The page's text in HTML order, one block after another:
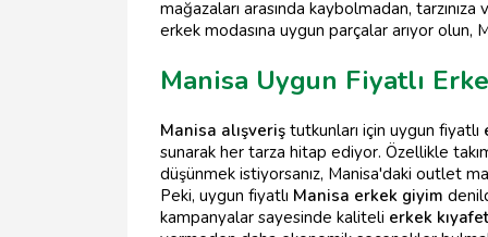
mağazaları arasında kaybolmadan,
erkek modasına uygun parçalar arıyor olun,
Manisa Uygun Fiyatlı
Manisa alışveriş tutkunları için uygun fiyatlı
sunarak her tarza hitap ediyor. Özellikle
düşünmek istiyorsanız, Manisa'daki outlet
Peki, uygun fiyatlı Manisa erkek giyim
kampanyalar sayesinde kaliteli erkek